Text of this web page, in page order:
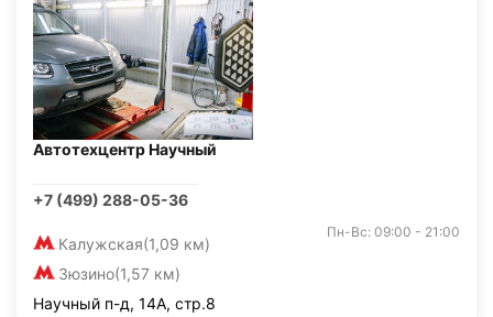
Автотехцентр Научный
+7 (499) 288-05-36
Калужская(1,09 км)
Зюзино(1,57 км)
Пн-Вс: 09:00 - 21:00
Научный п-д, 14А, стр.8